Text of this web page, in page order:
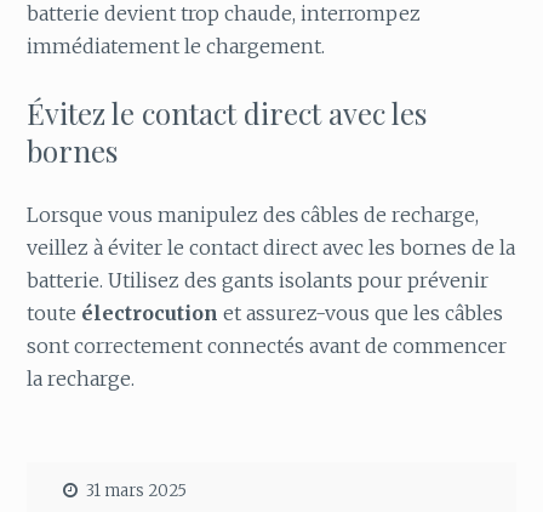
batterie devient trop chaude, interrompez
immédiatement le chargement.
Évitez le contact direct avec les
bornes
Lorsque vous manipulez des câbles de recharge,
veillez à éviter le contact direct avec les bornes de la
batterie. Utilisez des gants isolants pour prévenir
toute électrocution et assurez-vous que les câbles
sont correctement connectés avant de commencer
la recharge.
31 mars 2025